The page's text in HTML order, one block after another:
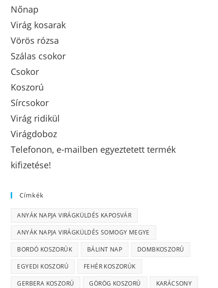
Nőnap
Virág kosarak
Vörös rózsa
Szálas csokor
Csokor
Koszorú
Sírcsokor
Virág ridikül
Virágdoboz
Telefonon, e-mailben egyeztetett termék
kifizetése!
Címkék
ANYÁK NAPJA VIRÁGKÜLDÉS KAPOSVÁR
ANYÁK NAPJA VIRÁGKÜLDÉS SOMOGY MEGYE
BORDÓ KOSZORÚK BÁLINT NAP DOMBKOSZORÚ
EGYEDI KOSZORÚ FEHÉR KOSZORÚK
GERBERA KOSZORÚ GÖRÖG KOSZORÚ KARÁCSONY